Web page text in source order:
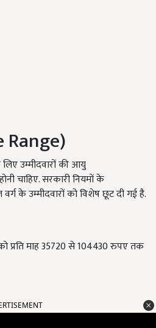
उम्मीदवारों की आयु
चाहिए. सरकारी नियमों के
के उम्मीदवारों को विशेष छूट दी गई है.
प्रति माह 35720 से 104430 रुपए तक